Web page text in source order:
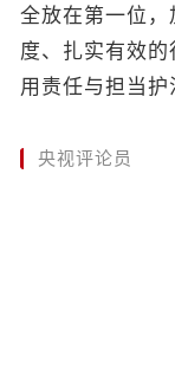
全放在第一位
度、扎实有效的
用责任与担当护
央视评论员